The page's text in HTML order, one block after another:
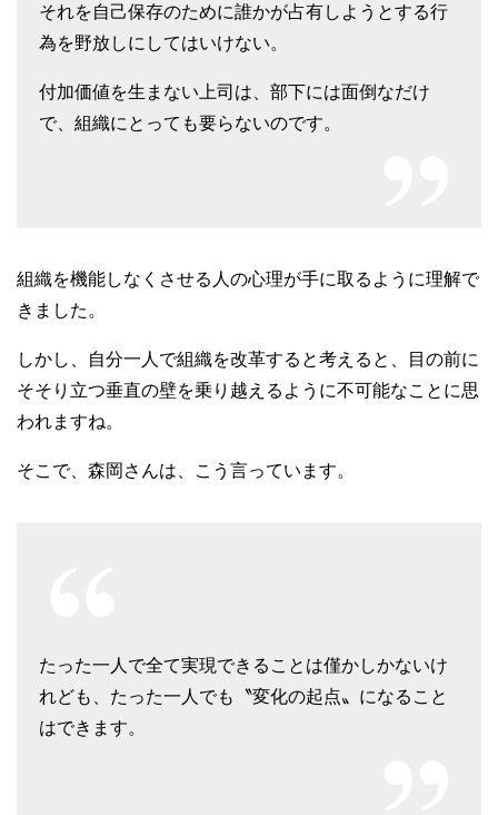
それを自己保存のために誰かが占有しようとする行
為を野放しにしてはいけない。
付加価値を生まない上司は、部下には面倒なだけ
で、組織にとっても要らないのです。
組織を機能しなくさせる人の心理が手に取るように理解で
きました。
しかし、自分一人で組織を改革すると考えると、目の前に
そそり立つ垂直の壁を乗り越えるように不可能なことに思
われますね。
そこで、森岡さんは、こう言っています。
たった一人で全て実現できることは僅かしかないけ
れども、たった一人でも〝変化の起点〟になること
はできます。